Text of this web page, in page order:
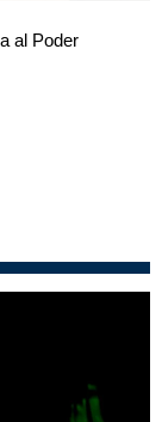
al Poder